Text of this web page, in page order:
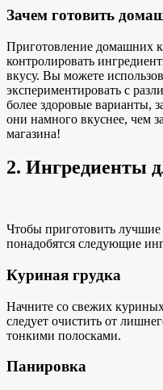
Зачем готовить
Приготовление домашних
контролировать
вкусу. Вы можете
экспериментировать с
более здоровые варианты,
они намного вкуснее, чем
магазина!
2. Ингредиенты
Чтобы приготовить
понадобятся следующие
Куриная грудка
Начните со свежих
следует очистить от
тонкими полосками.
Панировка